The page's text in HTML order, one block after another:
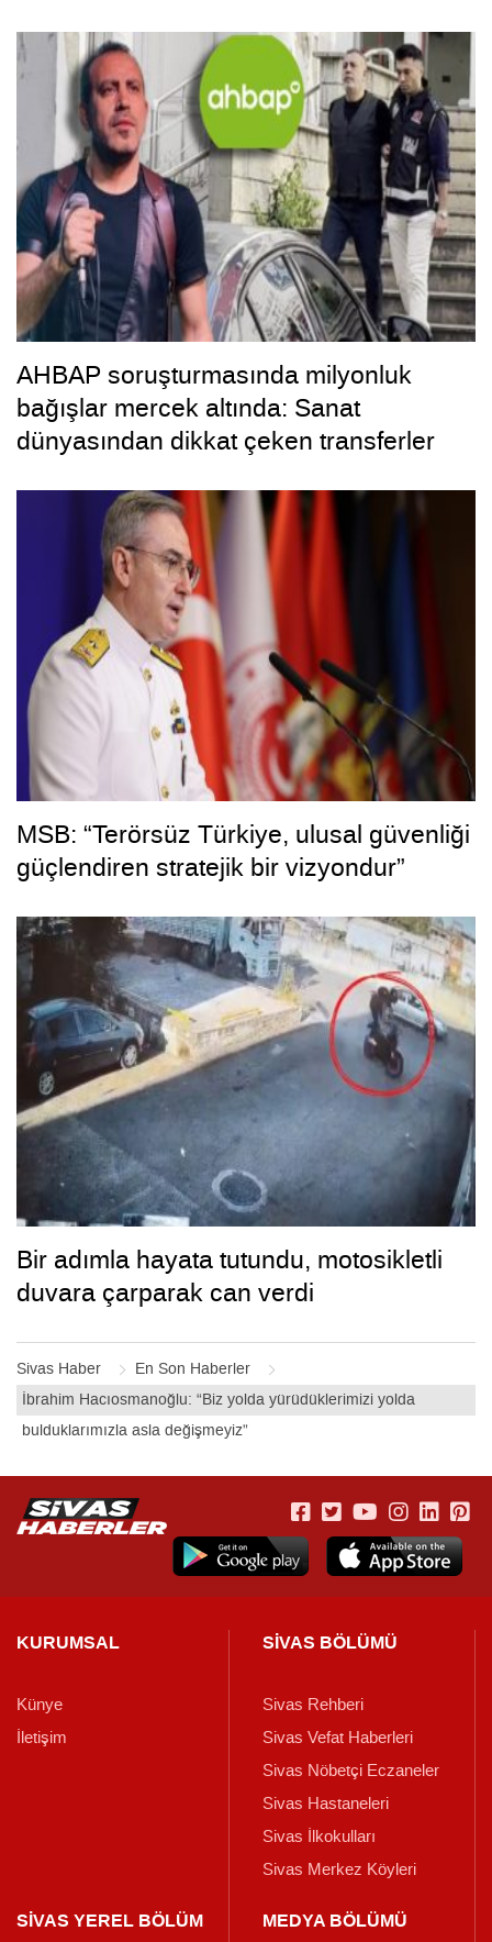
Sivas Haber
En Son Haberler
İbrahim Hacıosmanoğlu: “Biz yolda yürüdüklerimizi yolda
bulduklarımızla asla değişmeyiz”
AHBAP soruşturmasında milyonluk
bağışlar mercek altında: Sanat
dünyasından dikkat çeken transferler
MSB: “Terörsüz Türkiye, ulusal güvenliği
güçlendiren stratejik bir vizyondur”
Bir adımla hayata tutundu, motosikletli
duvara çarparak can verdi
KURUMSAL
Künye
İletişim
SİVAS BÖLÜMÜ
Sivas Rehberi
Sivas Vefat Haberleri
Sivas Nöbetçi Eczaneler
Sivas Hastaneleri
Sivas İlkokulları
Sivas Merkez Köyleri
SİVAS YEREL BÖLÜM MEDYA BÖLÜMÜ